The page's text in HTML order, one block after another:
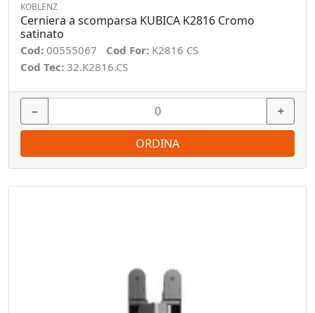
KOBLENZ
Cerniera a scomparsa KUBICA K2816 Cromo
satinato
Cod: 00555067 Cod For: K2816 CS
Cod Tec: 32.K2816.CS
− +
ORDINA